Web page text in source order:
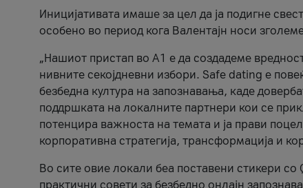
Иницијативата имаше за цел да ја подигне
особено во период кога Валентајн носи
„Нашиот пристап во А1 е да создадеме
нивните секојдневни избори. Safe dating е
безбедна култура на запознавања, каде
поддршката на локалните партнери кои се
потенцира важноста на темата и ја прави
корпоративна стратегија, трансформација и
Во сите овие локали беа поставени стикери со
практични совети за безбедно онлајн